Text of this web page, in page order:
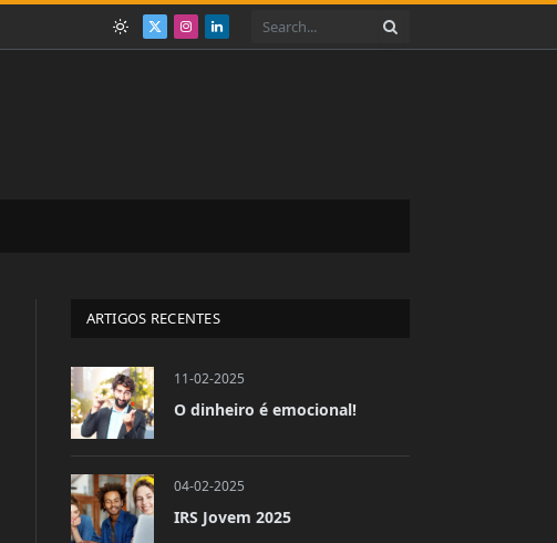
X
Instagram
LinkedIn
ARTIGOS RECENTES
11-02-2025
O dinheiro é emocional!
04-02-2025
IRS Jovem 2025